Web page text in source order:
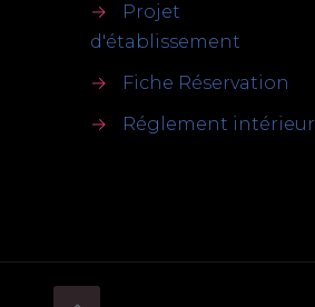
→
Projet
d'établissement
→
Fiche Réservation
→
Réglement intérieur